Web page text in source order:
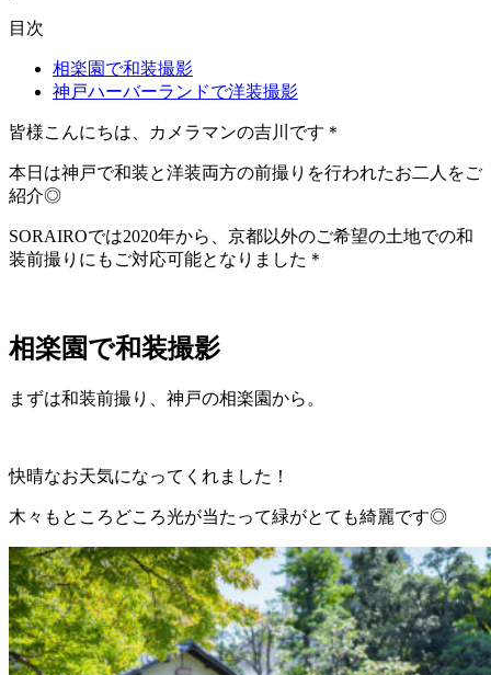
目次
相楽園で和装撮影
神戸ハーバーランドで洋装撮影
皆様こんにちは、カメラマンの吉川です＊
本日は神戸で和装と洋装両方の前撮りを行われたお二人をご
紹介◎
SORAIROでは2020年から、京都以外のご希望の土地での和
装前撮りにもご対応可能となりました＊
相楽園で和装撮影
まずは和装前撮り、神戸の相楽園から。
快晴なお天気になってくれました！
木々もところどころ光が当たって緑がとても綺麗です◎